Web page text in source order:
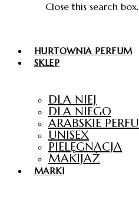
HURTOWNIA PERFUM
SKLEP
DLA NIEJ
DLA NIEGO
ARABSKIE
UNISEX
PIELĘGNACJA
MAKIJAŻ
MARKI
Close this search box.